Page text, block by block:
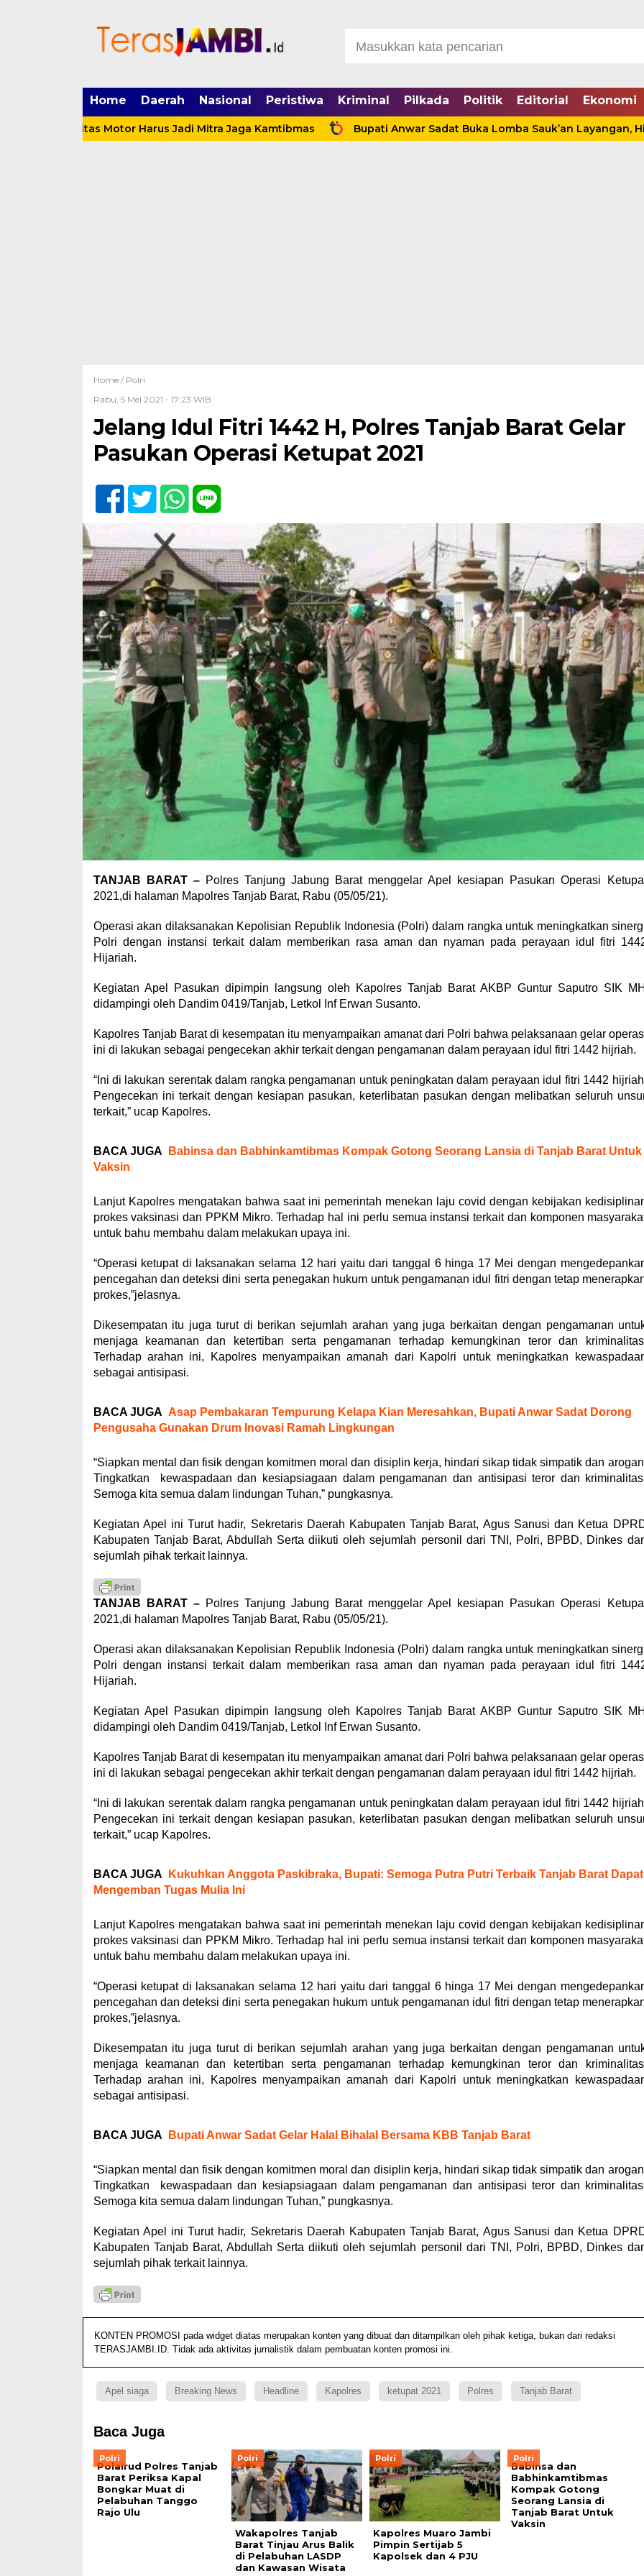
Home Daerah Nasional Peristiwa Kriminal Pilkada Politik Editorial Ekonomi
Motor Harus Jadi Mitra Jaga Kamtibmas Bupati Anwar Sadat Buka Lomba Sauk’an Layangan,
Home / Polri
Rabu, 5 Mei 2021 - 17:23 WIB
Jelang Idul Fitri 1442 H, Polres Tanjab Barat Gelar
Pasukan Operasi Ketupat 2021
TANJAB BARAT –Polres Tanjung Jabung Barat menggelar Apel kesiapan Pasukan Operasi
2021,di halaman Mapolres Tanjab Barat, Rabu (05/05/21).
Operasi akan dilaksanakan Kepolisian Republik Indonesia (Polri) dalam rangka untuk meningkatkan
Polri dengan instansi terkait dalam memberikan rasa aman dan nyaman pada perayaan idul fitri
Hijariah.
Kegiatan Apel Pasukan dipimpin langsung oleh Kapolres Tanjab Barat AKBP Guntur Saputro SIK MH
didampingi oleh Dandim 0419/Tanjab, Letkol Inf Erwan Susanto.
Kapolres Tanjab Barat di kesempatan itu menyampaikan amanat dari Polri bahwa pelaksanaan gelar
ini di lakukan sebagai pengecekan akhir terkait dengan pengamanan dalam perayaan idul fitri 1442 hijriah.
“Ini di lakukan serentak dalam rangka pengamanan untuk peningkatan dalam perayaan idul fitri 1442
Pengecekan ini terkait dengan kesiapan pasukan, keterlibatan pasukan dengan melibatkan seluruh
terkait,” ucap Kapolres.
BACA JUGA
Babinsa dan Babhinkamtibmas Kompak Gotong Seorang Lansia di Tanjab Barat Untuk
Vaksin
Lanjut Kapolres mengatakan bahwa saat ini pemerintah menekan laju covid dengan kebijakan
prokes vaksinasi dan PPKM Mikro. Terhadap hal ini perlu semua instansi terkait dan komponen
untuk bahu membahu dalam melakukan upaya ini.
“Operasi ketupat di laksanakan selama 12 hari yaitu dari tanggal 6 hinga 17 Mei dengan
pencegahan dan deteksi dini serta penegakan hukum untuk pengamanan idul fitri dengan tetap
prokes,”jelasnya.
Dikesempatan itu juga turut di berikan sejumlah arahan yang juga berkaitan dengan pengamanan
menjaga keamanan dan ketertiban serta pengamanan terhadap kemungkinan teror dan
Terhadap arahan ini, Kapolres menyampaikan amanah dari Kapolri untuk meningkatkan
sebagai antisipasi.
BACA JUGA Asap Pembakaran Tempurung Kelapa Kian Meresahkan, Bupati Anwar Sadat Dorong
Pengusaha Gunakan Drum Inovasi Ramah Lingkungan
“Siapkan mental dan fisik dengan komitmen moral dan disiplin kerja, hindari sikap tidak simpatik dan
Tingkatkan kewaspadaan dan kesiapsiagaan dalam pengamanan dan antisipasi teror dan
Semoga kita semua dalam lindungan Tuhan,” pungkasnya.
Kegiatan Apel ini Turut hadir, Sekretaris Daerah Kabupaten Tanjab Barat, Agus Sanusi dan Ketua
Kabupaten Tanjab Barat, Abdullah Serta diikuti oleh sejumlah personil dari TNI, Polri, BPBD, Dinkes
sejumlah pihak terkait lainnya.
TANJAB BARAT –Polres Tanjung Jabung Barat menggelar Apel kesiapan Pasukan Operasi
2021,di halaman Mapolres Tanjab Barat, Rabu (05/05/21).
Operasi akan dilaksanakan Kepolisian Republik Indonesia (Polri) dalam rangka untuk meningkatkan
Polri dengan instansi terkait dalam memberikan rasa aman dan nyaman pada perayaan idul fitri
Hijariah.
Kegiatan Apel Pasukan dipimpin langsung oleh Kapolres Tanjab Barat AKBP Guntur Saputro SIK MH
didampingi oleh Dandim 0419/Tanjab, Letkol Inf Erwan Susanto.
Kapolres Tanjab Barat di kesempatan itu menyampaikan amanat dari Polri bahwa pelaksanaan gelar
ini di lakukan sebagai pengecekan akhir terkait dengan pengamanan dalam perayaan idul fitri 1442 hijriah.
“Ini di lakukan serentak dalam rangka pengamanan untuk peningkatan dalam perayaan idul fitri 1442
Pengecekan ini terkait dengan kesiapan pasukan, keterlibatan pasukan dengan melibatkan seluruh
terkait,” ucap Kapolres.
BACA JUGA
Kukuhkan Anggota Paskibraka, Bupati: Semoga Putra Putri Terbaik Tanjab Barat Dapat
Mengemban Tugas Mulia Ini
Lanjut Kapolres mengatakan bahwa saat ini pemerintah menekan laju covid dengan kebijakan
prokes vaksinasi dan PPKM Mikro. Terhadap hal ini perlu semua instansi terkait dan komponen
untuk bahu membahu dalam melakukan upaya ini.
“Operasi ketupat di laksanakan selama 12 hari yaitu dari tanggal 6 hinga 17 Mei dengan
pencegahan dan deteksi dini serta penegakan hukum untuk pengamanan idul fitri dengan tetap
prokes,”jelasnya.
Dikesempatan itu juga turut di berikan sejumlah arahan yang juga berkaitan dengan pengamanan
menjaga keamanan dan ketertiban serta pengamanan terhadap kemungkinan teror dan
Terhadap arahan ini, Kapolres menyampaikan amanah dari Kapolri untuk meningkatkan
sebagai antisipasi.
BACA JUGA Bupati Anwar Sadat Gelar Halal Bihalal Bersama KBB Tanjab Barat
“Siapkan mental dan fisik dengan komitmen moral dan disiplin kerja, hindari sikap tidak simpatik dan
Tingkatkan kewaspadaan dan kesiapsiagaan dalam pengamanan dan antisipasi teror dan
Semoga kita semua dalam lindungan Tuhan,” pungkasnya.
Kegiatan Apel ini Turut hadir, Sekretaris Daerah Kabupaten Tanjab Barat, Agus Sanusi dan Ketua
Kabupaten Tanjab Barat, Abdullah Serta diikuti oleh sejumlah personil dari TNI, Polri, BPBD, Dinkes
sejumlah pihak terkait lainnya.
KONTEN PROMOSI pada widget diatas merupakan konten yang dibuat dan ditampilkan oleh pihak ketiga, bukan dari redaksi
TERASJAMBI.ID. Tidak ada aktivitas jurnalistik dalam pembuatan konten promosi ini.
Apel siaga Breaking News Headline Kapolres ketupat 2021 Polres Tanjab Barat
Baca Juga
Polri
Polairud Polres Tanjab
Barat Periksa Kapal
Bongkar Muat di
Pelabuhan Tanggo
Rajo Ulu
Polri
Wakapolres Tanjab
Barat Tinjau Arus Balik
di Pelabuhan LASDP
dan Kawasan Wisata
Polri
Kapolres Muaro Jambi
Pimpin Sertijab 5
Kapolsek dan 4 PJU
Polri
Babinsa dan
Babhinkamtibmas
Kompak Gotong
Seorang Lansia di
Tanjab Barat Untuk
Vaksin